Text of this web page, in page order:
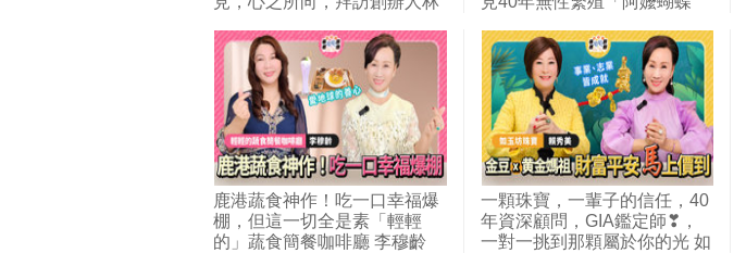
種！ft. 秀木德生態園區 黃慶賢
鹿港蔬食神作！吃一口幸福爆
棚，但這一切全是素「輕輕
的」蔬食簡餐咖啡廳 李穆齡
一顆珠寶，一輩子的信任，40
年資深顧問，GIA鑑定師❣，
一對一挑到那顆屬於你的光 如